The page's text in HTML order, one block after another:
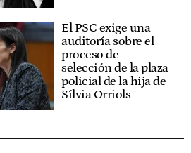
El PSC exige una
auditoría sobre el
proceso de
selección de la plaza
policial de la hija de
Sílvia Orriols